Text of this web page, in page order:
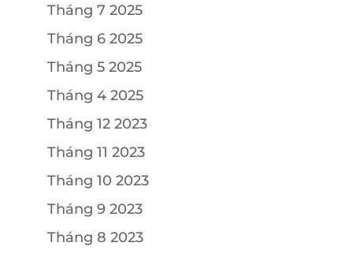
Tháng 7 2025
Tháng 6 2025
Tháng 5 2025
Tháng 4 2025
Tháng 12 2023
Tháng 11 2023
Tháng 10 2023
Tháng 9 2023
Tháng 8 2023